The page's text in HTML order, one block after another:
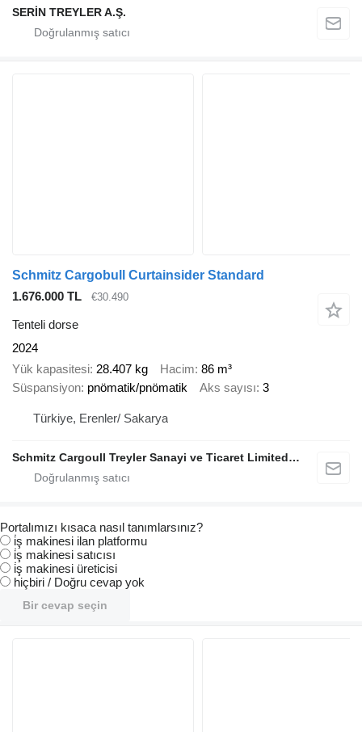
SERİN TREYLER A.Ş.
Schmitz Cargobull Curtainsider Standard
1.676.000 TL
€30.490
Tenteli dorse
2024
Yük kapasitesi 28.407 kg Hacim 86 m³
Süspansiyon pnömatik/pnömatik Aks sayısı 3
Türkiye, Erenler/ Sakarya
Schmitz Cargoull Treyler Sanayi ve Ticaret Limited Sirketi
Portalımızı kısaca nasıl tanımlarsınız?
i̇ş makinesi ilan platformu
i̇ş makinesi satıcısı
i̇ş makinesi üreticisi
hiçbiri / Doğru cevap yok
Bir cevap seçin